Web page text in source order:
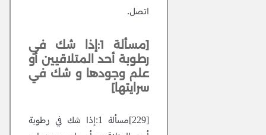
اتصل.
[مسألة 1:إذا شك في
رطوبة أحد المتلاقيين أو
علم وجودها و شك في
سرايتها]
[229]مسألة 1:إذا شك في رطوبة